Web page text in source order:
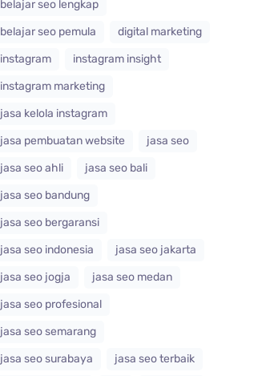
belajar seo lengkap
belajar seo pemula
digital marketing
instagram
instagram insight
instagram marketing
jasa kelola instagram
jasa pembuatan website
jasa seo
jasa seo ahli
jasa seo bali
jasa seo bandung
jasa seo bergaransi
jasa seo indonesia
jasa seo jakarta
jasa seo jogja
jasa seo medan
jasa seo profesional
jasa seo semarang
jasa seo surabaya
jasa seo terbaik